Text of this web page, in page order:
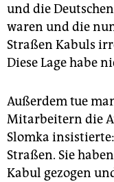
und die
waren und die
Straßen Kabuls
Diese Lage habe
Außerdem tue
Mitarbeitern die
Slomka
Straßen. Sie
Kabul gezogen